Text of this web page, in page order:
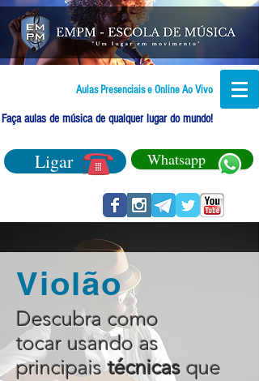
Aulas Presenciais e Online Ao Vivo
Faça aulas de música de qualquer lugar do mundo!
Ligar Whatsapp
Violão
Descubra como
tocar usando as
principaistécnicas que